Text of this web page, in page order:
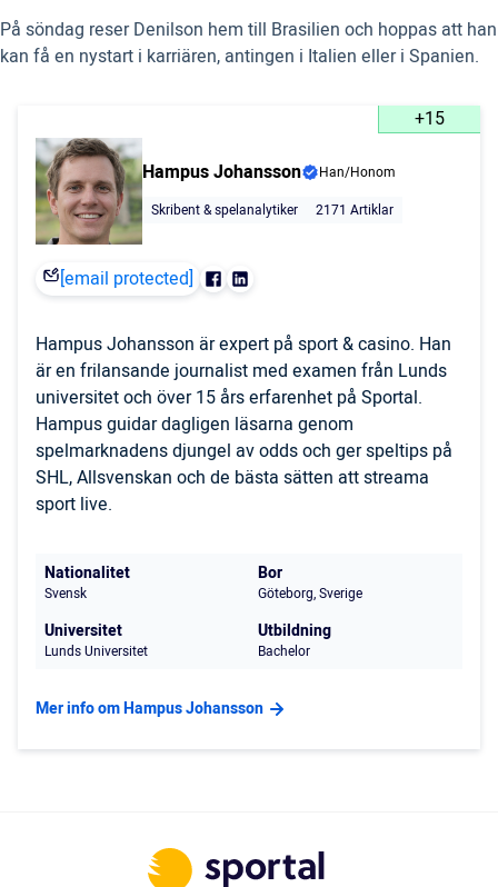
På söndag reser Denilson hem till Brasilien och hoppas att han
kan få en nystart i karriären, antingen i Italien eller i Spanien.
+15
Hampus Johansson
Han/Honom
Skribent & spelanalytiker
2171 Artiklar
[email protected]
Hampus Johansson är expert på sport & casino. Han
är en frilansande journalist med examen från Lunds
universitet och över 15 års erfarenhet på Sportal.
Hampus guidar dagligen läsarna genom
spelmarknadens djungel av odds och ger speltips på
SHL, Allsvenskan och de bästa sätten att streama
sport live.
Nationalitet
Svensk
Bor
Göteborg, Sverige
Universitet
Lunds Universitet
Utbildning
Bachelor
Mer info om Hampus Johansson